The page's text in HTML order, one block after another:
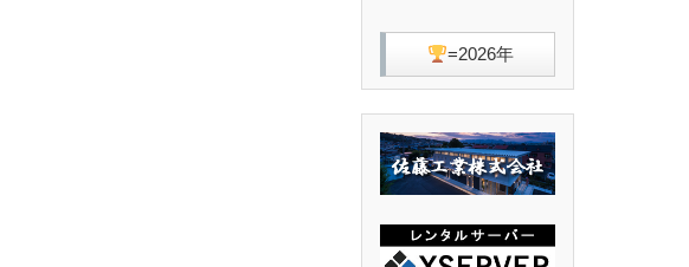
=2026年